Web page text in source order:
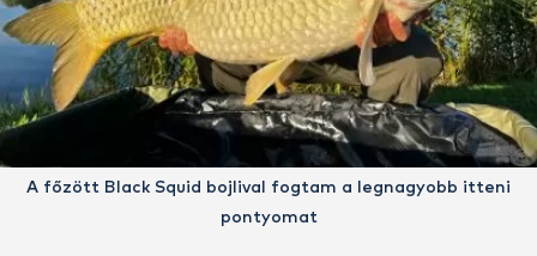
A főzött Black Squid bojlival fogtam a legnagyobb itteni
pontyomat